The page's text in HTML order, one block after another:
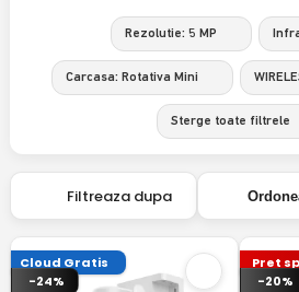
Rezolutie: 5 MP
Carcasa: Rotativa Mini
Sterge toate filtrele
Filtreaza dupa
Cloud Gratis
-24%
Pret
-20%